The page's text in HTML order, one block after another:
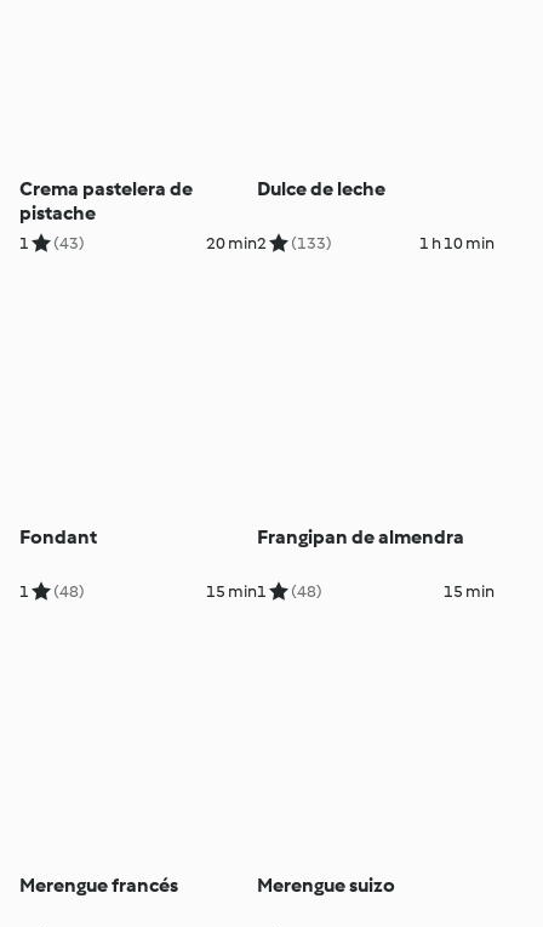
Crema pastelera de
pistache
1 (43) 20 min
Dulce de leche
2 (133) 1 h 10 min
Fondant
1 (48) 15 min
Frangipan de almendra
1 (48) 15 min
Merengue francés Merengue suizo